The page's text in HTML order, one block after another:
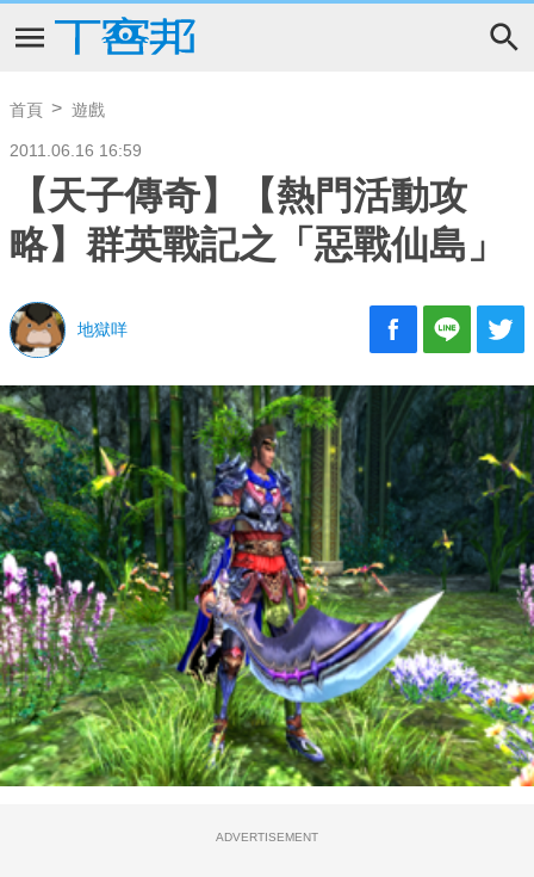
首頁 遊戲
2011.06.16 16:59
【天子傳奇】【熱門活動攻
略】群英戰記之「惡戰仙島」
地獄咩
ADVERTISEMENT